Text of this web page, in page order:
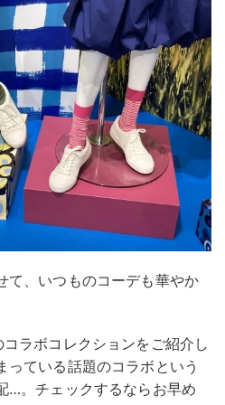
て、いつものコーデも華やか
ラボコレクションをご紹介し
っている話題のコラボという
…。チェックするならお早め